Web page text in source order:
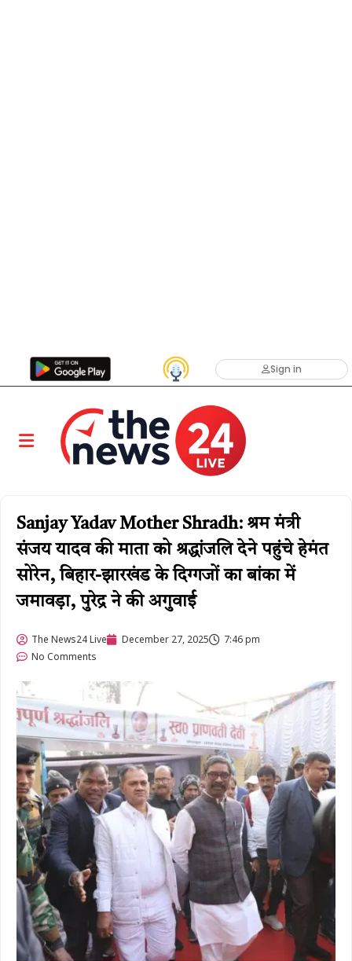
Sign in
Sanjay Yadav Mother Shradh: श्रम मंत्री
संजय यादव की माता को श्रद्धांजलि देने पहुंचे हेमंत
सोरेन, बिहार-झारखंड के दिग्गजों का बांका में
जमावड़ा, पुरेद्र ने की अगुवाई
The News24 Live December 27, 2025
7:46 pm
No Comments